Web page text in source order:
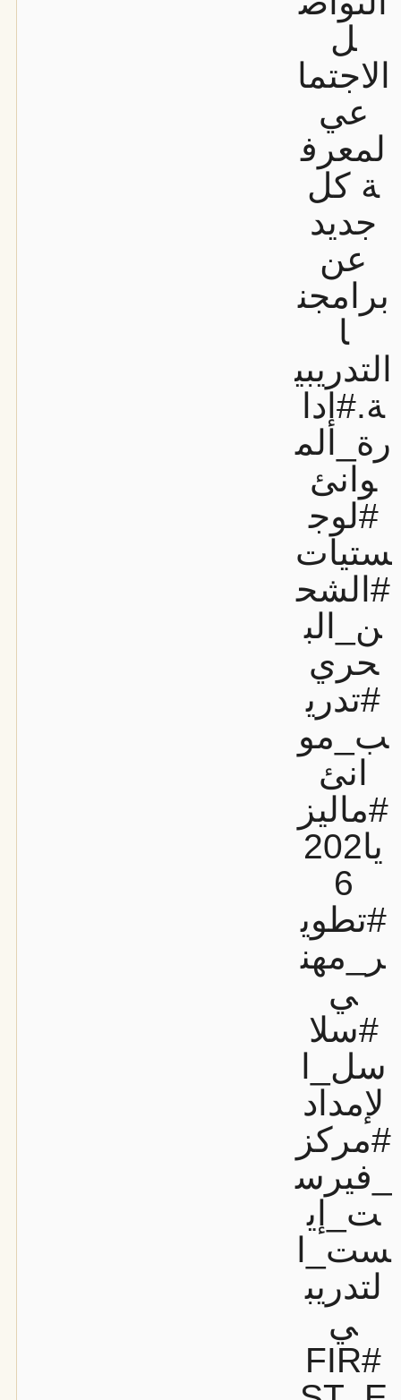
ل
الاجتما
عي
لمعرف
ة كل
جديد
عن
برامجن
ا
التدريبي
ة.#إدا
رة_الم
وانئ
#لوج
ستيات
#الشح
ن_الب
حري
#تدري
ب_مو
انئ
#ماليز
يا202
6
#تطوي
ر_مهن
ي
#سلا
سل_ا
لإمداد
#مركز
_فيرس
ت_إي
ست_ا
لتدريب
ي
#FIR